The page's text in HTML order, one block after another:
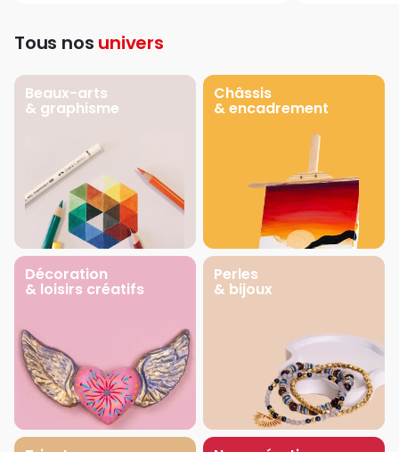
Tous nos univers
Beaux-arts
& graphisme
Châssis
& encadrement
Décoration
& loisirs créatifs
Perles
& bijoux